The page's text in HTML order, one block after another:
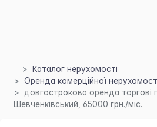
Каталог нерухомості
Оренда комерційної
довгострокова оренда торгові
Шевченківський, 65000 грн./міс.